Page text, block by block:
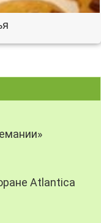
Atlantica